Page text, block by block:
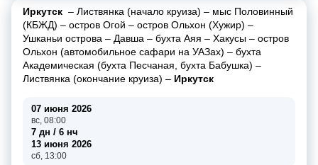
Иркутск – Листвянка (начало круиза) – мыс Половинный
(КБЖД) – остров Огой – остров Ольхон (Хужир) –
Ушканьи острова – Давша – бухта Аяя – Хакусы – остров
Ольхон (автомобильное сафари на УАЗах) – бухта
Академическая (бухта Песчаная, бухта Бабушка) –
Листвянка (окончание круиза) – Иркутск
07 июня 2026
вс, 08:00
7 дн / 6 нч
13 июня 2026
сб, 13:00